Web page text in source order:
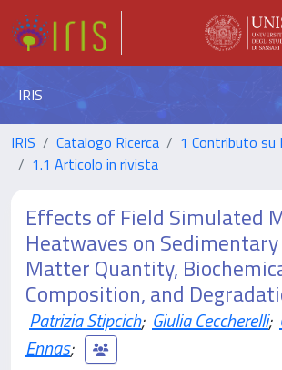
IRIS
IRIS Catalogo Ricerca
1 Contributo su
1.1 Articolo in rivista
Effects of Field Simulated
Heatwaves on
Matter Quantity,
Composition, and
Patrizia Stipcich; Giulia Ceccherelli;
Ennas;